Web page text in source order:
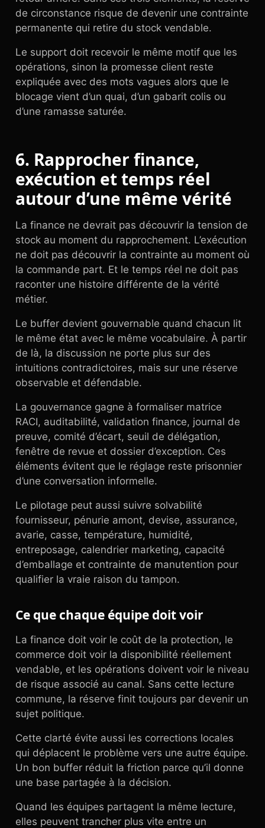
de circonstance risque de devenir une contrainte
permanente qui retire du stock vendable.
Le support doit recevoir le même motif que les
opérations, sinon la promesse client reste
expliquée avec des mots vagues alors que le
blocage vient d’un quai, d’un gabarit colis ou
d’une ramasse saturée.
6. Rapprocher finance,
exécution et temps réel
autour d’une même vérité
La finance ne devrait pas découvrir la tension de
stock au moment du rapprochement. L’exécution
ne doit pas découvrir la contrainte au moment où
la commande part. Et le temps réel ne doit pas
raconter une histoire différente de la vérité
métier.
Le buffer devient gouvernable quand chacun lit
le même état avec le même vocabulaire. À partir
de là, la discussion ne porte plus sur des
intuitions contradictoires, mais sur une réserve
observable et défendable.
La gouvernance gagne à formaliser matrice
RACI, auditabilité, validation finance, journal de
preuve, comité d’écart, seuil de délégation,
fenêtre de revue et dossier d’exception. Ces
éléments évitent que le réglage reste prisonnier
d’une conversation informelle.
Le pilotage peut aussi suivre solvabilité
fournisseur, pénurie amont, devise, assurance,
avarie, casse, température, humidité,
entreposage, calendrier marketing, capacité
d’emballage et contrainte de manutention pour
qualifier la vraie raison du tampon.
Ce que chaque équipe doit voir
La finance doit voir le coût de la protection, le
commerce doit voir la disponibilité réellement
vendable, et les opérations doivent voir le niveau
de risque associé au canal. Sans cette lecture
commune, la réserve finit toujours par devenir un
sujet politique.
Cette clarté évite aussi les corrections locales
qui déplacent le problème vers une autre équipe.
Un bon buffer réduit la friction parce qu’il donne
une base partagée à la décision.
Quand les équipes partagent la même lecture,
elles peuvent trancher plus vite entre un